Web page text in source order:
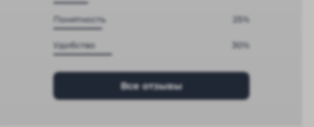
Понятность 25%
Удобство 30%
Все отзывы